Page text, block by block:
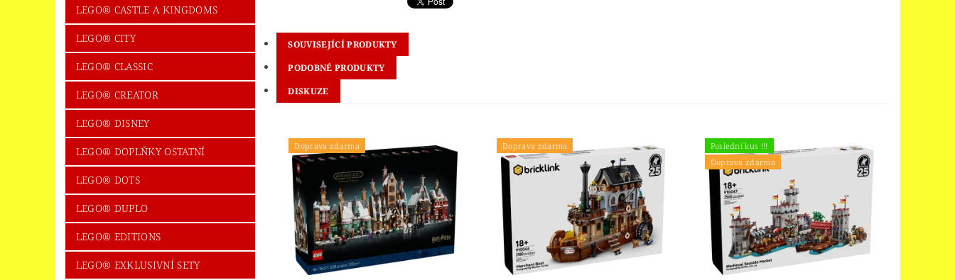
LEGO® CASTLE A KINGDOMS
LEGO® CITY
LEGO® CLASSIC
LEGO® CREATOR
LEGO® DISNEY
LEGO® DOPLŇKY OSTATNÍ
LEGO® DOTS
LEGO® DUPLO
LEGO® EDITIONS
LEGO® EXKLUSIVNÍ SETY
SOUVISEJÍCÍ PRODUKTY
PODOBNÉ PRODUKTY
DISKUZE
Doprava zdarma Doprava zdarma
Poslední kus !!!
Doprava zdarma